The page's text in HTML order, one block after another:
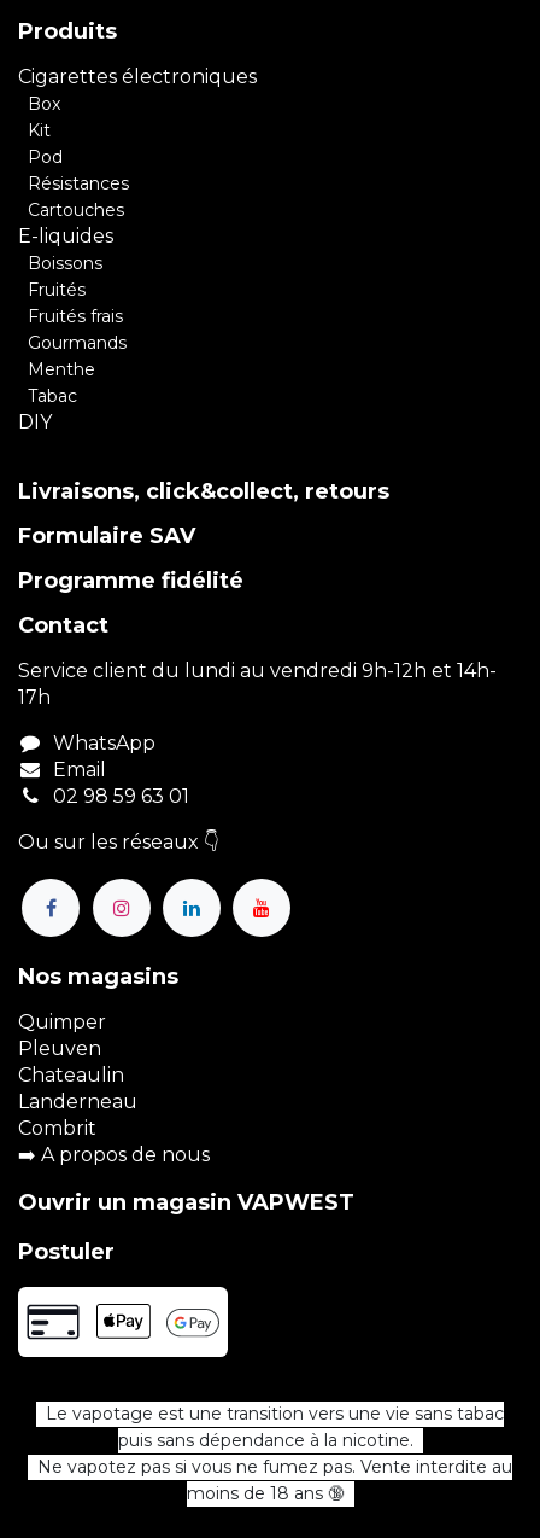
Produits
Cigarettes électroniques
Box
Kit
Pod
Résistances
Cartouches
E-liquides
Boissons
Fruités
Fruités frais
Gourmands
Menthe
Tabac
DIY
Livraisons, click&collect, retours
Formulaire SAV
Programme fidélité
Contact
Service client du lundi au vendredi 9h-12h et 14h-
17h
WhatsApp
Email
02 98 59 63 01
Ou sur les réseaux 👇
Nos magasins
Quimper
Pleuven
Chateaulin
Landerneau
Combrit
➡️ A propos de nous
Ouvrir un magasin VAPWEST
Postuler
Le vapotage est une transition vers une vie sans tabac
puis sans dépendance à la nicotine.
Ne vapotez pas si vous ne fumez pas. Vente interdite au
moins de 18 ans 🔞